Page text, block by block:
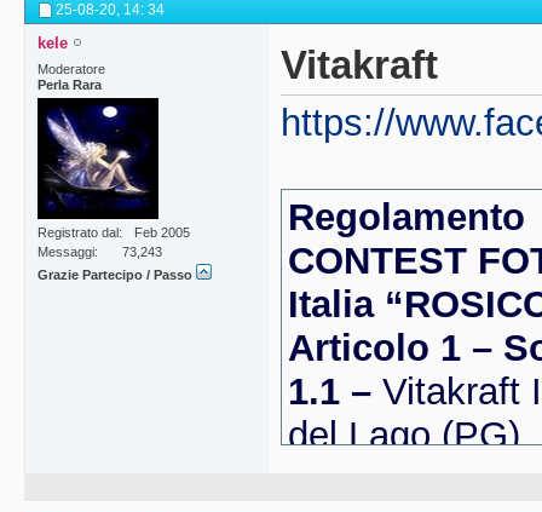
25-08-20, 14: 34
kele
Moderatore
Perla Rara
Registrato dal
Feb 2005
Messaggi
73,243
Grazie Partecipo / Passo
Vitakraft
https://
Regolamento
CONTEST
Italia
Articolo 1 –
1.1 – Vitakraft
del Lago